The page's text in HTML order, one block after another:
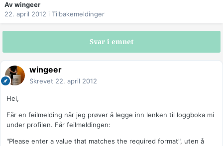
Avwingeer
22. april 2012 i Tilbakemeldinger
Svar i emnet
wingeer
Skrevet 22. april 2012
Hei,
Får en feilmelding når jeg prøver å legge inn lenken til loggboka mi
under profilen. Får feilmeldingen:
"Please enter a value that matches the required format", uten å